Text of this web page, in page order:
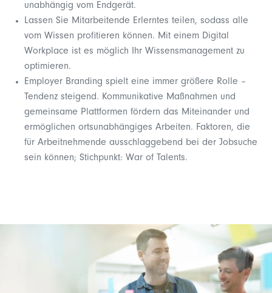
unabhängig vom Endgerät.
Lassen Sie Mitarbeitende Erlerntes teilen, sodass alle
vom Wissen profitieren können. Mit einem Digital
Workplace ist es möglich Ihr Wissensmanagement zu
optimieren.
Employer Branding spielt eine immer größere Rolle –
Tendenz steigend. Kommunikative Maßnahmen und
gemeinsame Plattformen fördern das Miteinander und
ermöglichen ortsunabhängiges Arbeiten. Faktoren, die
für Arbeitnehmende ausschlaggebend bei der Jobsuche
sein können; Stichpunkt: War of Talents.